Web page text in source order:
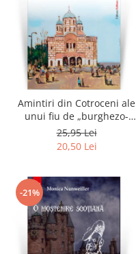
Amintiri din Cotroceni ale
unui fiu de „burghezo-
mosier”.Vol.2 - Sorin M.
Radulescu
25,95 Lei
20,50 Lei
-21%